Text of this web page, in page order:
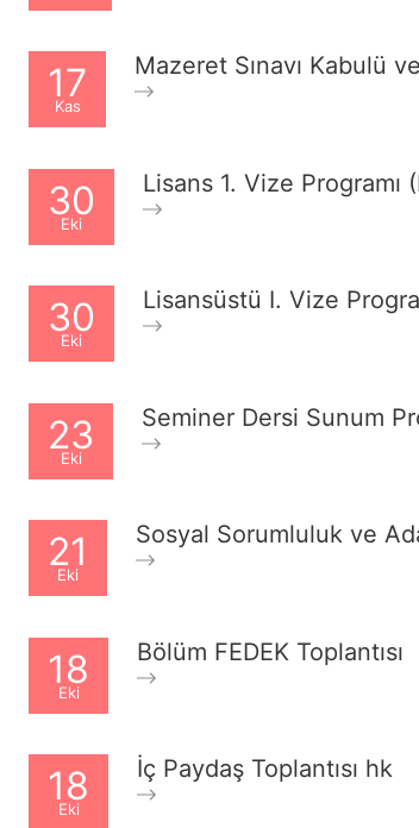
17
Kas
Mazeret Sınavı Kabulü
30
Eki
Lisans 1. Vize Programı
30
Eki
Lisansüstü I. Vize
23
Eki
Seminer Dersi Sunum
21
Eki
Sosyal Sorumluluk ve
18
Eki
Bölüm FEDEK Toplantısı
18
Eki
İç Paydaş Toplantısı hk